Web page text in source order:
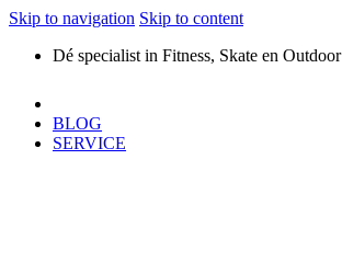
Skip to navigation Skip to content
Dé specialist in Fitness, Skate en Outdoor
BLOG
SERVICE